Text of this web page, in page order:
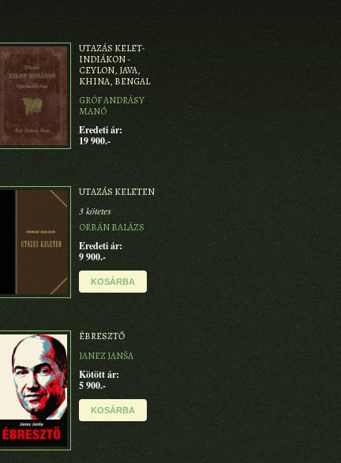
UTAZÁS KELET-
INDIÁKON -
CEYLON, JAVA,
KHINA, BENGAL
GRÓF ANDRÁSY
MANÓ
Eredeti ár:
19 900.-
UTAZÁS KELETEN
3 kötetes
ORBÁN BALÁZS
Eredeti ár:
9 900.-
KOSÁRBA
ÉBRESZTŐ
JANEZ JANŠA
Kötött ár:
5 900.-
KOSÁRBA